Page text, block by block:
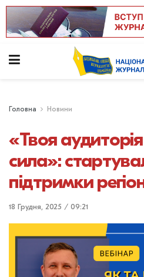
Головна Новини
«Твоя
сила»:
підтримки
18 Грудня, 2025 / 09:21